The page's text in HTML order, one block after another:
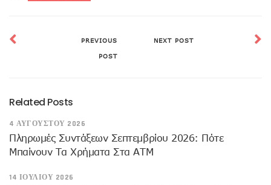
PREVIOUS
POST
NEXT POST
Related Posts
4 ΑΥΓΟΎΣΤΟΥ 2026
Πληρωμές Συντάξεων Σεπτεμβρίου 2026: Πότε
Μπαίνουν Τα Χρήματα Στα ΑΤΜ
14 ΙΟΥΛΊΟΥ 2026